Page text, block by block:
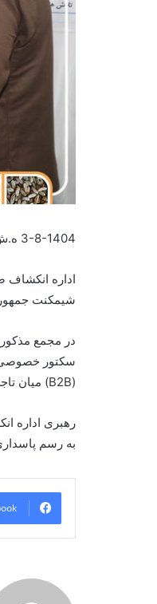
3-8-1404 ه.ش مطابق به 3-5-1447 ه.ق
اداره
شیمکنت
در مجمع
سکتور خصوصی
(B2B) میان تاجران دوطرف برگزار گردید.
رهبری اداره
به رسم